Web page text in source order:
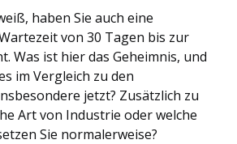
haben Sie auch eine
von 30 Tagen bis zur
Was ist hier das Geheimnis, und
im Vergleich zu den
jetzt? Zusätzlich zu
Art von Industrie oder welche
Sie normalerweise?